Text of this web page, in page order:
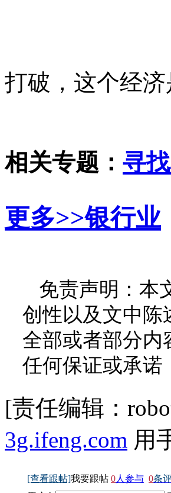
打破，这个经
相关专题： 寻
更多>>银行业
免责声明：本
创性以及文中陈
全部或者部分内
任何保证或承诺
[责任编辑：
3g.ifeng.com 用
[查看跟帖]我要跟帖 0人参与 0条